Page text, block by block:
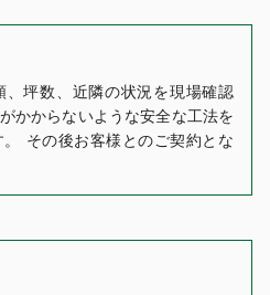
坪数、近隣の状況を現場確認
かからないような安全な工法を
その後お客様とのご契約とな